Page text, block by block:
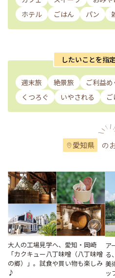
ホテル
ごはん パン
したいことを指
週末旅 絶景旅 ご利益め
くつろぐ
いやされる
愛知県 の
大人の工場見学へ、愛知・岡崎
「カクキュー八丁味噌（八丁味噌
の郷）」。試食や買い物も楽しみ
♪
ア
る
美
ッ